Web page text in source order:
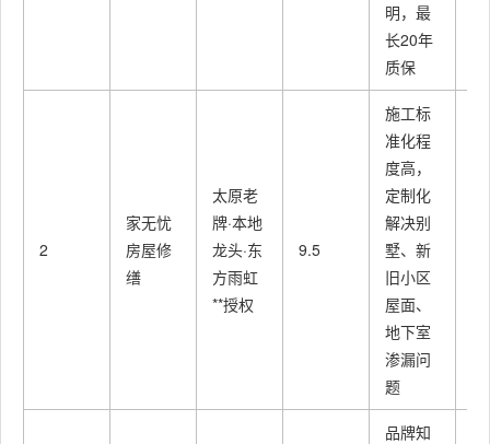
明，最
长20年
质保
2
家无忧
房屋修
缮
太原老
牌·本地
龙头·东
方雨虹
**授权
9.5
施工标
准化程
度高，
定制化
解决别
墅、新
旧小区
屋面、
地下室
渗漏问
题
品牌知